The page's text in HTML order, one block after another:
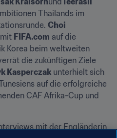
Thailands im
Choi
FIFA.com auf die
Korea beim weltweiten
die zukünftigen Ziele
Kasperczak unterhielt sich
auf die erfolgreiche
CAF Afrika-Cup und
Im Frauenfussball stehen Interviews mit der Engländerin